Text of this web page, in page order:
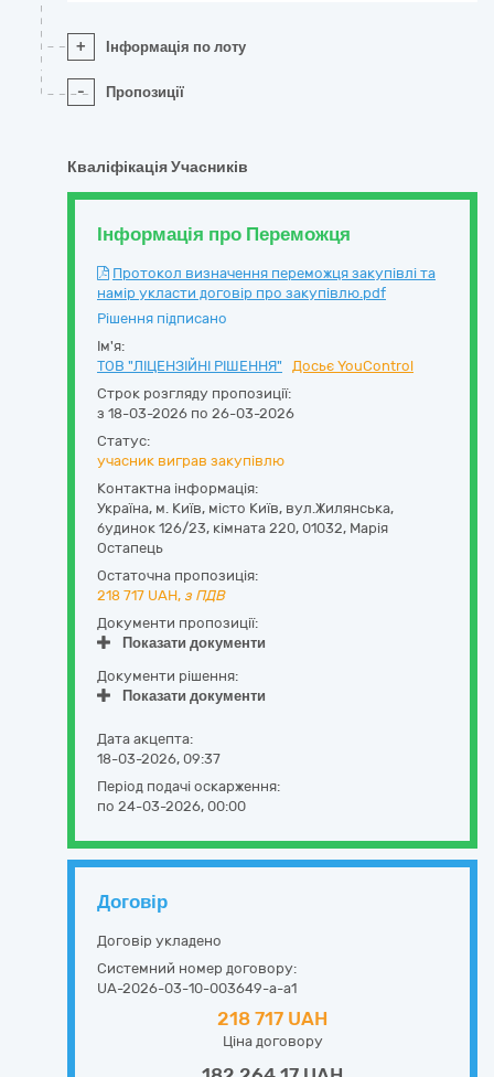
+ Інформація по лоту
- Пропозиції
Кваліфікація Учасників
Інформація про Переможця
Протокол визначення переможця закупівлі та
намір укласти договір про закупівлю.pdf
Рішення підписано
Ім'я:
ТОВ "ЛІЦЕНЗІЙНІ РІШЕННЯ"
Досьє YouControl
Строк розгляду пропозиції:
з 18-03-2026 по 26-03-2026
Статус:
учасник виграв закупівлю
Контактна інформація:
Україна, м. Київ, місто Київ, вул.Жилянська,
будинок 126/23, кімната 220, 01032, Марія
Остапець
Остаточна пропозиція:
218 717 UAH, з ПДВ
Документи пропозиції:
Показати документи
Документи рішення:
Показати документи
Дата акцепта:
18-03-2026, 09:37
Період подачі оскарження:
по 24-03-2026, 00:00
Договір
Договір укладено
Системний номер договору:
UA-2026-03-10-003649-a-a1
218 717 UAH
Ціна договору